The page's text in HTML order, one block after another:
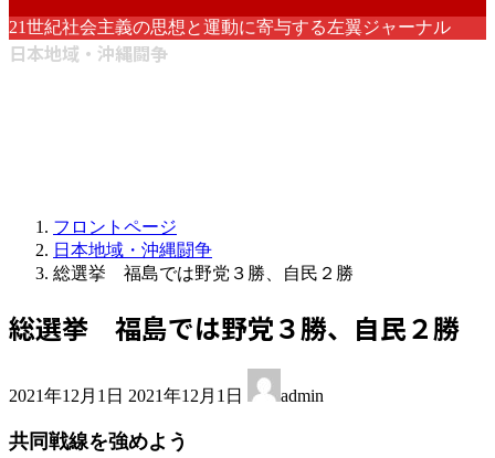
21世紀社会主義の思想と運動に寄与する左翼ジャーナル
日本地域・沖縄闘争
フロントページ
日本地域・沖縄闘争
総選挙 福島では野党３勝、自民２勝
総選挙 福島では野党３勝、自民２勝
2021年12月1日 終
新
2021年12月1日 admin
共同戦線を強めよう